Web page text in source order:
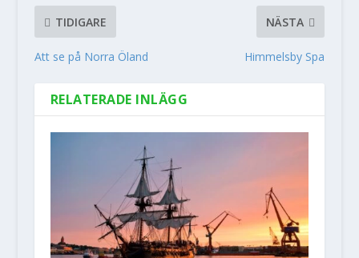
TIDIGARE
Att se på Norra Öland
NÄSTA
Himmelsby Spa
RELATERADE INLÄGG